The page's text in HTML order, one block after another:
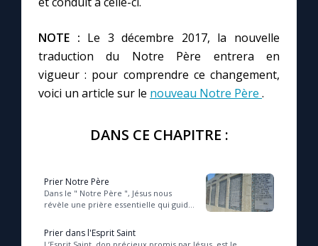
Me consacrer à Jésus par Marie
Mes intentions de prière
Une Minute avec Marie
Une neuvaine
À la une
1000 Raisons de Croire
NOTE : Le 3 décembre 2017, la nouvelle
traduction du Notre Père entrera en
vigueur : pour comprendre ce changement,
voici un article sur le nouveau Notre Père .
DANS CE CHAPITRE :
Prier Notre Père
Dans le " Notre Père ", Jésus nous
révèle une prière essentielle qui guide
confiance, demande de pardon et
protecti...
Prier dans l'Esprit Saint